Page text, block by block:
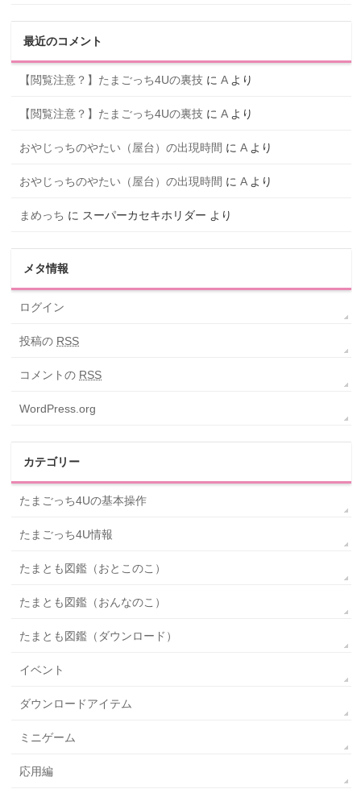
最近のコメント
【閲覧注意？】たまごっち4Uの裏技 にAより
【閲覧注意？】たまごっち4Uの裏技 にAより
おやじっちのやたい（屋台）の出現時間 にAより
おやじっちのやたい（屋台）の出現時間 にAより
まめっち に スーパーカセキホリダー より
メタ情報
ログイン
投稿の RSS
コメントの RSS
WordPress.org
カテゴリー
たまごっち4Uの基本操作
たまごっち4U情報
たまとも図鑑（おとこのこ）
たまとも図鑑（おんなのこ）
たまとも図鑑（ダウンロード）
イベント
ダウンロードアイテム
ミニゲーム
応用編